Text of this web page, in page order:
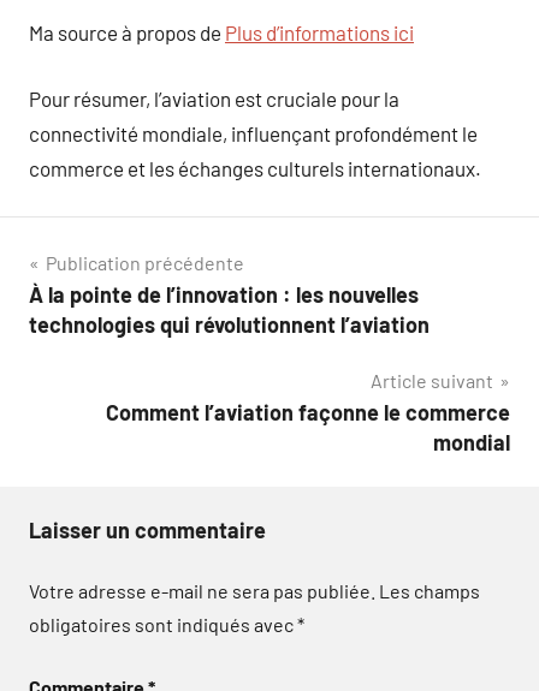
Ma source à propos de Plus d’informations ici
Pour résumer, l’aviation est cruciale pour la
connectivité mondiale, influençant profondément le
commerce et les échanges culturels internationaux.
Navigation
de
Publication précédente
À la pointe de l’innovation : les nouvelles
technologies qui révolutionnent l’aviation
Article suivant
Comment l’aviation façonne le commerce
mondial
Laisser un commentaire
Votre adresse e-mail ne sera pas publiée. Les champs
obligatoires sont indiqués avec*